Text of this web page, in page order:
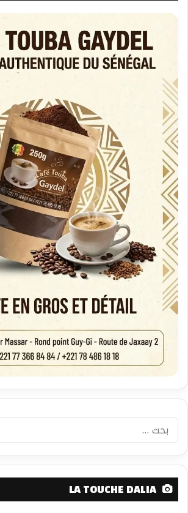
LA TOUCHE DALIA